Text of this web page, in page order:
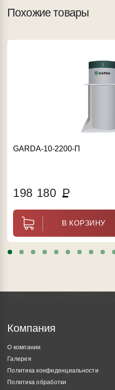
Похожие товары
GARDA-10-2200-П
198 180 Р
В КОРЗИНУ
Компания
О компании
Галерея
Политика конфиденциальности
Политика обработки